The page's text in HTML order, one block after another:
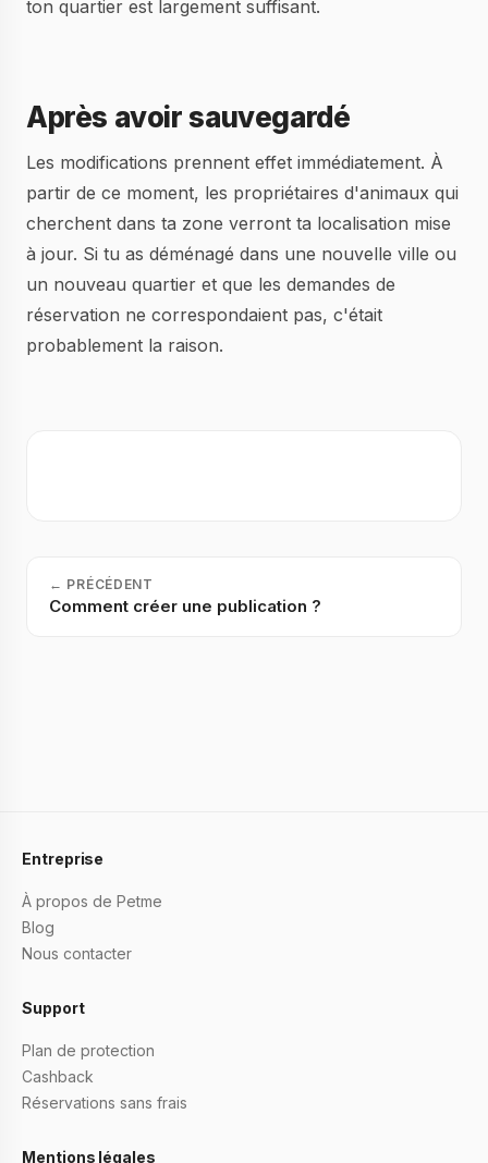
ton quartier est largement suffisant.
Après avoir sauvegardé
Les modifications prennent effet immédiatement. À
partir de ce moment, les propriétaires d'animaux qui
cherchent dans ta zone verront ta localisation mise
à jour. Si tu as déménagé dans une nouvelle ville ou
un nouveau quartier et que les demandes de
réservation ne correspondaient pas, c'était
probablement la raison.
← PRÉCÉDENT
Comment créer une publication ?
Entreprise
À propos de Petme
Blog
Nous contacter
Support
Plan de protection
Cashback
Réservations sans frais
Mentions légales